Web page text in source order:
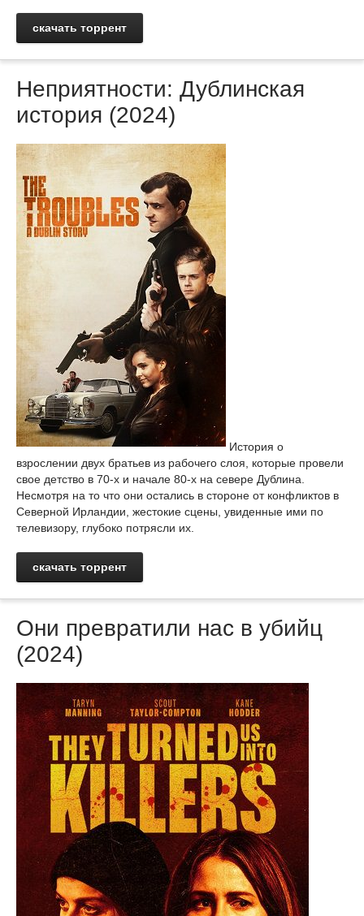
скачать торрент
Неприятности: Дублинская
история (2024)
История о
взрослении двух братьев из рабочего слоя, которые провели
свое детство в 70-х и начале 80-х на севере Дублина.
Несмотря на то что они остались в стороне от конфликтов в
Северной Ирландии, жестокие сцены, увиденные ими по
телевизору, глубоко потрясли их.
скачать торрент
Они превратили нас в убийц
(2024)